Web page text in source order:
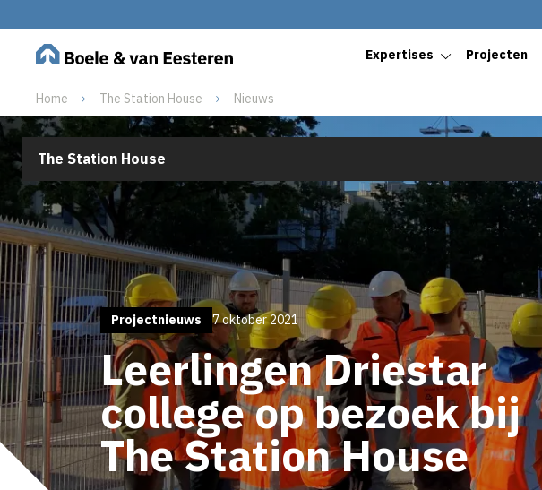
Expertises Projecten
Home The Station House Nieuws
The Station House
Projectnieuws 7 oktober 2021
Leerlingen Driestar
college op bezoek bij
The Station House